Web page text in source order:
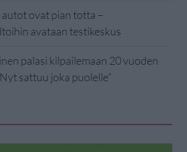
ovat pian totta –
avataan testikeskus
palasi kilpailemaan 20 vuoden
sattuu joka puolelle”